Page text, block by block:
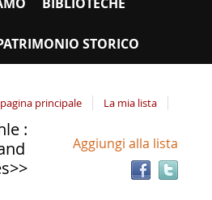
STORICO
principale La mia lista
Aggiungi alla lista
: